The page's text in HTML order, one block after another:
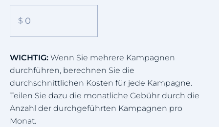
WICHTIG: Wenn Sie mehrere Kampagnen
durchführen, berechnen Sie die
durchschnittlichen Kosten für jede Kampagne.
Teilen Sie dazu die monatliche Gebühr durch die
Anzahl der durchgeführten Kampagnen pro
Monat.